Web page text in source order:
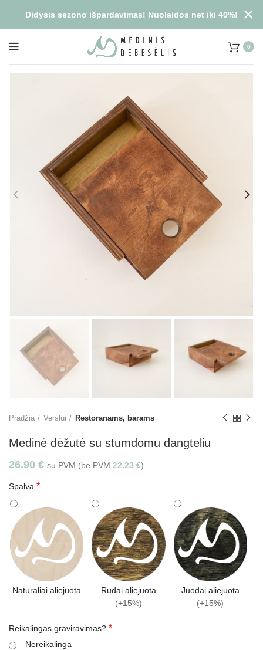
0
Pradžia Verslui Restoranams, barams
Medinė dėžutė su stumdomu dangteliu
26.90 € su PVM (be PVM 22.23 €)
Spalva *
Natūraliai aliejuota
Rudai aliejuota
(+15%)
Juodai aliejuota
(+15%)
Reikalingas graviravimas? *
Nereikalinga
Didysis sezono išpardavimas! Nuolaidos net iki 40%!